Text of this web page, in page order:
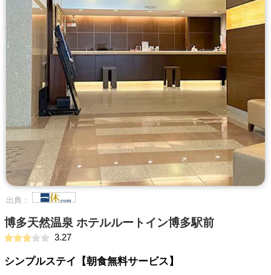
出典：
博多天然温泉 ホテルルートイン博多駅前
3.27
シンプルステイ【朝食無料サービス】